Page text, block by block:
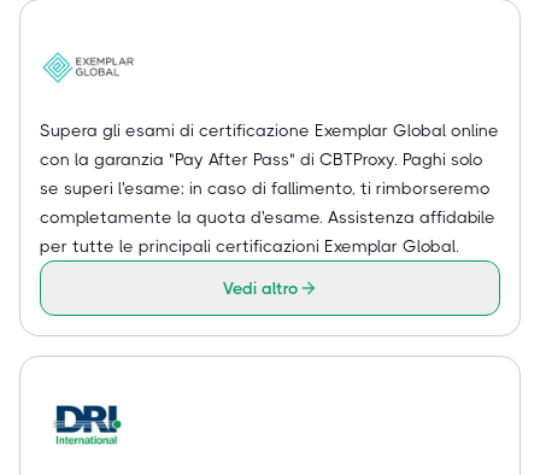
Supera gli esami di certificazione Exemplar Global online
con la garanzia "Pay After Pass" di CBTProxy. Paghi solo
se superi l'esame: in caso di fallimento, ti rimborseremo
completamente la quota d'esame. Assistenza affidabile
per tutte le principali certificazioni Exemplar Global.
Vedi altro